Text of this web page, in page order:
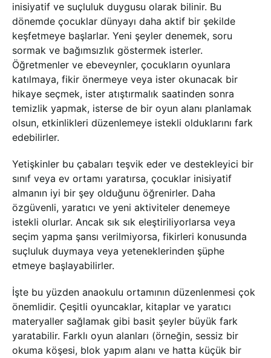
inisiyatif ve suçluluk duygusu olarak bilinir. Bu
dönemde çocuklar dünyayı daha aktif bir şekilde
keşfetmeye başlarlar. Yeni şeyler denemek, soru
sormak ve bağımsızlık göstermek isterler.
Öğretmenler ve ebeveynler, çocukların oyunlara
katılmaya, fikir önermeye veya ister okunacak bir
hikaye seçmek, ister atıştırmalık saatinden sonra
temizlik yapmak, isterse de bir oyun alanı planlamak
olsun, etkinlikleri düzenlemeye istekli olduklarını fark
edebilirler.
Yetişkinler bu çabaları teşvik eder ve destekleyici bir
sınıf veya ev ortamı yaratırsa, çocuklar inisiyatif
almanın iyi bir şey olduğunu öğrenirler. Daha
özgüvenli, yaratıcı ve yeni aktiviteler denemeye
istekli olurlar. Ancak sık sık eleştiriliyorlarsa veya
seçim yapma şansı verilmiyorsa, fikirleri konusunda
suçluluk duymaya veya yeteneklerinden şüphe
etmeye başlayabilirler.
İşte bu yüzden anaokulu ortamının düzenlenmesi çok
önemlidir. Çeşitli oyuncaklar, kitaplar ve yaratıcı
materyaller sağlamak gibi basit şeyler büyük fark
yaratabilir. Farklı oyun alanları (örneğin, sessiz bir
okuma köşesi, blok yapım alanı ve hatta küçük bir